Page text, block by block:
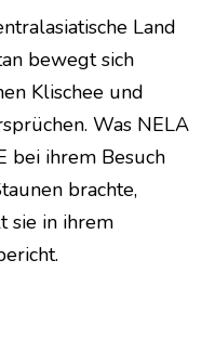
Land
bewegt sich
Klischee und
Was NELA
bei ihrem Besuch
brachte,
sie in ihrem